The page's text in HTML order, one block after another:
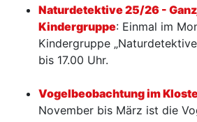
Naturdetektive 25/26 -
Kindergruppe: Einmal im
Kindergruppe
bis 17.00 Uhr.
Vogelbeobachtung im
November bis März ist die